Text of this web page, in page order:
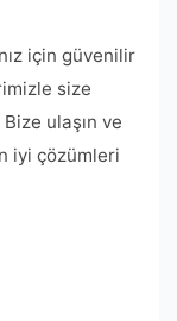
için güvenilir
size
ulaşın ve
iyi çözümleri